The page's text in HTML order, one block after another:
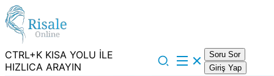
CTRL+K KISA YOLU İLE
HIZLICA ARAYIN
Soru Sor
Giriş Yap